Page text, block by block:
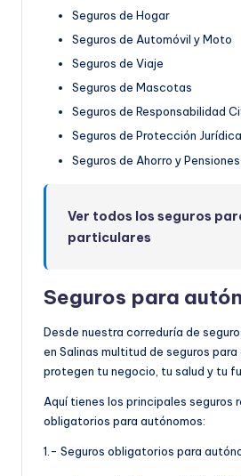
Seguros de Hogar
Seguros de Automóvil y Moto
Seguros de Viaje
Seguros de Mascotas
Seguros de Responsabilidad
Seguros de Protección Jurídica
Seguros de Ahorro y Pensiones
Ver todos los seguros
particulares
Seguros para
Desde nuestra correduría de
en Salinas multitud de seguros
protegen tu negocio, tu salud y tu
Aquí tienes los principales seguros
obligatorios para autónomos:
1.- Seguros obligatorios para